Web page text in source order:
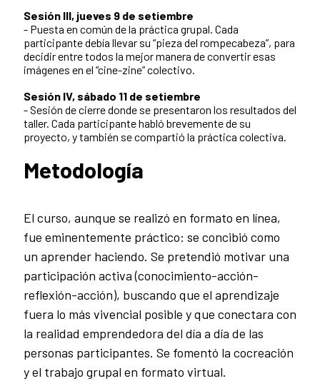
Sesión III, jueves 9 de setiembre
- Puesta en común de la práctica grupal. Cada
participante debía llevar su “pieza del rompecabeza”, para
decidir entre todos la mejor manera de convertir esas
imágenes en el “cine-zine” colectivo.
Sesión IV, sábado 11 de setiembre
- Sesión de cierre donde se presentaron los resultados del
taller. Cada participante habló brevemente de su
proyecto, y también se compartió la práctica colectiva.
Metodología
El curso, aunque se realizó en formato en línea,
fue eminentemente práctico: se concibió como
un aprender haciendo. Se pretendió motivar una
participación activa (conocimiento-acción-
reflexión-acción), buscando que el aprendizaje
fuera lo más vivencial posible y que conectara con
la realidad emprendedora del día a día de las
personas participantes. Se fomentó la cocreación
y el trabajo grupal en formato virtual.